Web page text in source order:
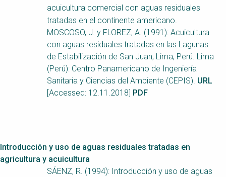
acuicultura comercial con aguas residuales
tratadas en el continente americano.
MOSCOSO, J. y FLOREZ, A. (1991): Acuicultura
con aguas residuales tratadas en las Lagunas
de Estabilización de San Juan, Lima, Perú. Lima
(Perú): Centro Panamericano de Ingeniería
Sanitaria y Ciencias del Ambiente (CEPIS). URL
[Accessed: 12.11.2018] PDF
Introducción y uso de aguas residuales tratadas en
agricultura y acuicultura
SÁENZ, R. (1994): Introducción y uso de aguas